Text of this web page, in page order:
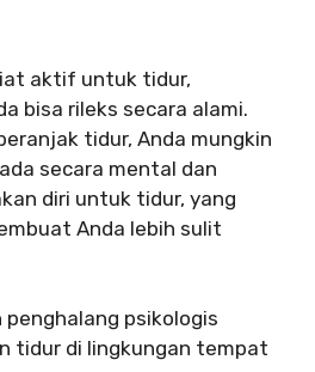
aktif untuk tidur,
bisa rileks secara alami.
tidur, Anda mungkin
secara mental dan
diri untuk tidur, yang
Anda lebih sulit
psikologis
tidur di lingkungan tempat